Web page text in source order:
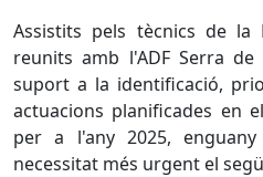
Assistits pels tècnics de la
reunits amb l'ADF Serra
suport a la identificació,
actuacions planificades en
per a l'any 2025,
necessitat més urgent el